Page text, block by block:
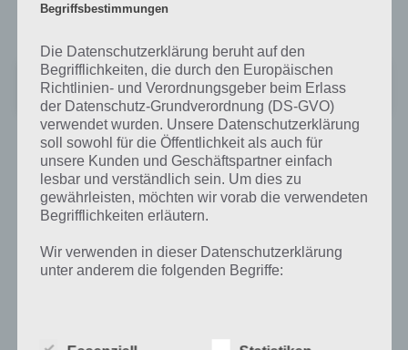
folgenden Link auswählen:
TuneIn Radio: FM Musik & Sport
Preis: Kostenlos+
Auf WhatsApp teilen Teilen auf Facebook
Tweet auf Twitter
Begriffsbestimmungen
Die Datenschutzerklärung beruht auf den
Begrifflichkeiten, die durch den Europäischen
Richtlinien- und Verordnungsgeber beim Erlass
der Datenschutz-Grundverordnung (DS-GVO)
verwendet wurden. Unsere Datenschutzerklärung
soll sowohl für die Öffentlichkeit als auch für
unsere Kunden und Geschäftspartner einfach
lesbar und verständlich sein. Um dies zu
gewährleisten, möchten wir vorab die verwendeten
Begrifflichkeiten erläutern.
Wir verwenden in dieser Datenschutzerklärung
unter anderem die folgenden Begriffe: